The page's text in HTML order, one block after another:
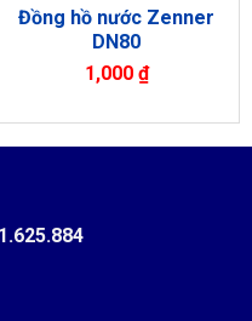
Đồng hồ nước Zenner
DN80
1,000 ₫